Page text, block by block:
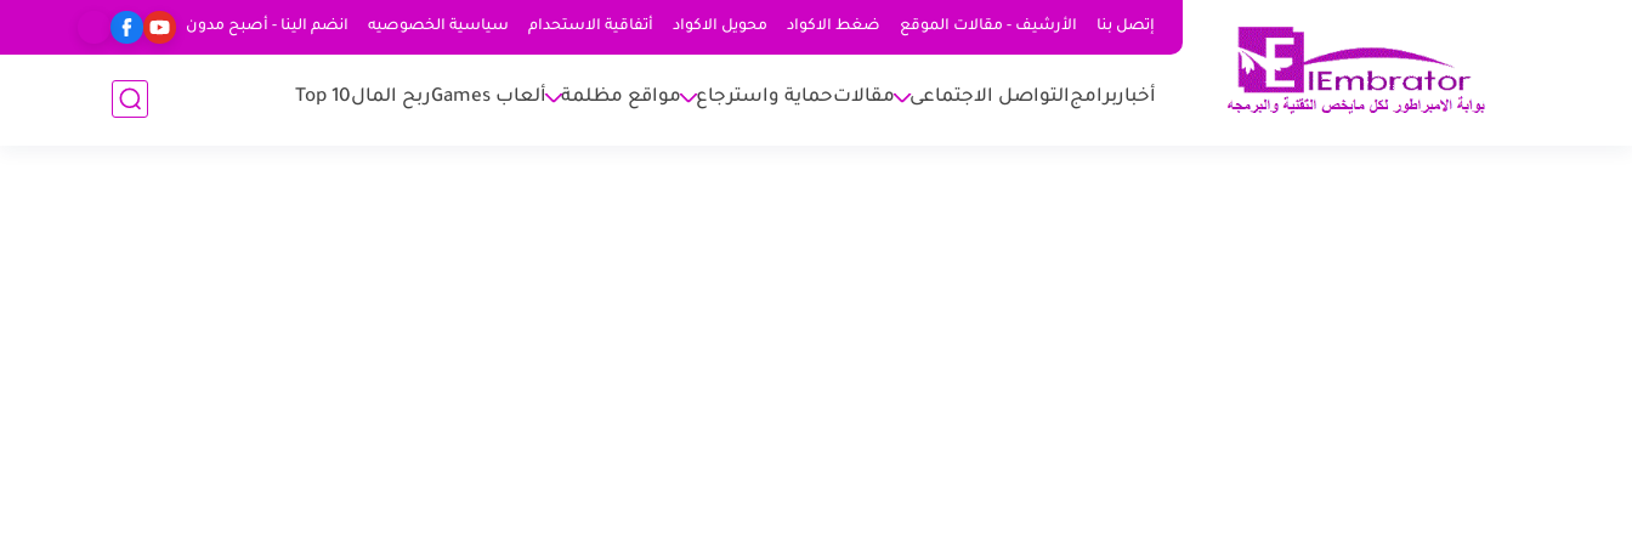
إتصل بنا الأرشيف - مقالات الموقع ضغط الاكواد محويل الاكواد أتفاقية الاستحدام سياسية الخصوصيه انضم الينا - أصبح مدون
أخباربرامجالتواصل الاجتماعى مقالاتحماية واسترجاع مواقع مظلمة ألعاب Games ربح المالTop 10